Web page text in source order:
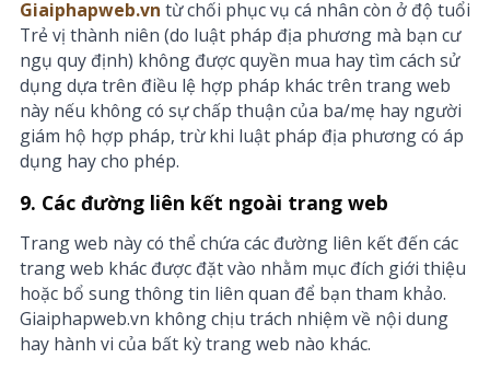
Giaiphapweb.vn từ chối phục vụ cá nhân còn ở độ tuổi
Trẻ vị thành niên (do luật pháp địa phương mà bạn cư
ngụ quy định) không được quyền mua hay tìm cách sử
dụng dựa trên điều lệ hợp pháp khác trên trang web
này nếu không có sự chấp thuận của ba/mẹ hay người
giám hộ hợp pháp, trừ khi luật pháp địa phương có áp
dụng hay cho phép.
9. Các đường liên kết ngoài trang web
Trang web này có thể chứa các đường liên kết đến các
trang web khác được đặt vào nhằm mục đích giới thiệu
hoặc bổ sung thông tin liên quan để bạn tham khảo.
Giaiphapweb.vn không chịu trách nhiệm về nội dung
hay hành vi của bất kỳ trang web nào khác.